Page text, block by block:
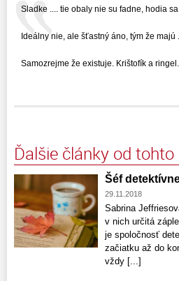
Sladke .... tie obaly nie su fadne, hodia sa
Ideálny nie, ale šťastný áno, tým že majú
Samozrejme že existuje. Krištofík a
Ďalšie články od tohto
Šéf
29.11.2018
Sabrina
v nich určitá
je spoločnosť
začiatku až do
vždy [...]